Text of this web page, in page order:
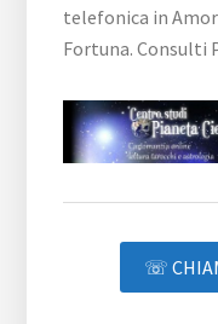
telefonica in
Fortuna. Consulti
☏